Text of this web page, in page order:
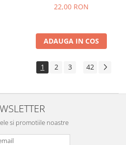
22,00 RON
ADAUGA IN COS
1 2 3 42
si promotiile noastre